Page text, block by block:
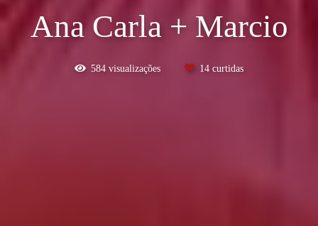
Ana Carla + Marcio
584 visualizações 14 curtidas